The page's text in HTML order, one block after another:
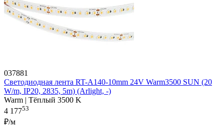
037881
Светодиодная лента RT-A140-10mm 24V Warm3500 SUN (20
W/m, IP20, 2835, 5m) (Arlight, -)
Warm | Тёплый 3500 K
4 17753
₽/м